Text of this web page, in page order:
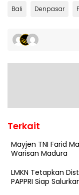
Bali Denpasar
Terkait
Mayjen TNI Farid
Warisan Madura
LMKN Tetapkan
PAPPRI Siap